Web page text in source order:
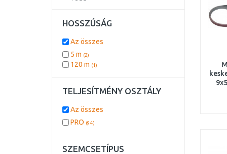
HOSSZÚSÁG
Az összes
5 m (2)
120 m (1)
TELJESÍTMÉNY OSZTÁLY
Az összes
PRO (94)
SZEMCSETÍPUS